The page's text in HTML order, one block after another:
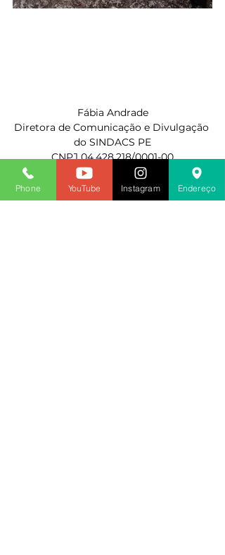
Fábia Andrade
Diretora de Comunicação e Divulgação
do SINDACS PE
CNPJ 04.428.218/0001-00
2020Phone YouTube Instagram Endereço